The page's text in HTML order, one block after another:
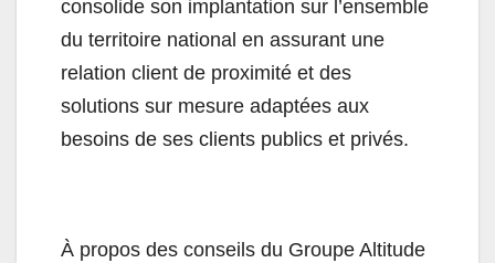
consolide son implantation sur l’ensemble
du territoire national en assurant une
relation client de proximité et des
solutions sur mesure adaptées aux
besoins de ses clients publics et privés.
À propos des conseils du Groupe Altitude